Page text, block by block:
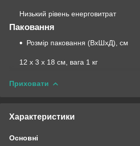
Низький рівень енерговитрат
Паковання
Розмір паковання (ВхШхД), см
12 x 3 x 18 см, вага 1 кг
Приховати
Характеристики
Основні